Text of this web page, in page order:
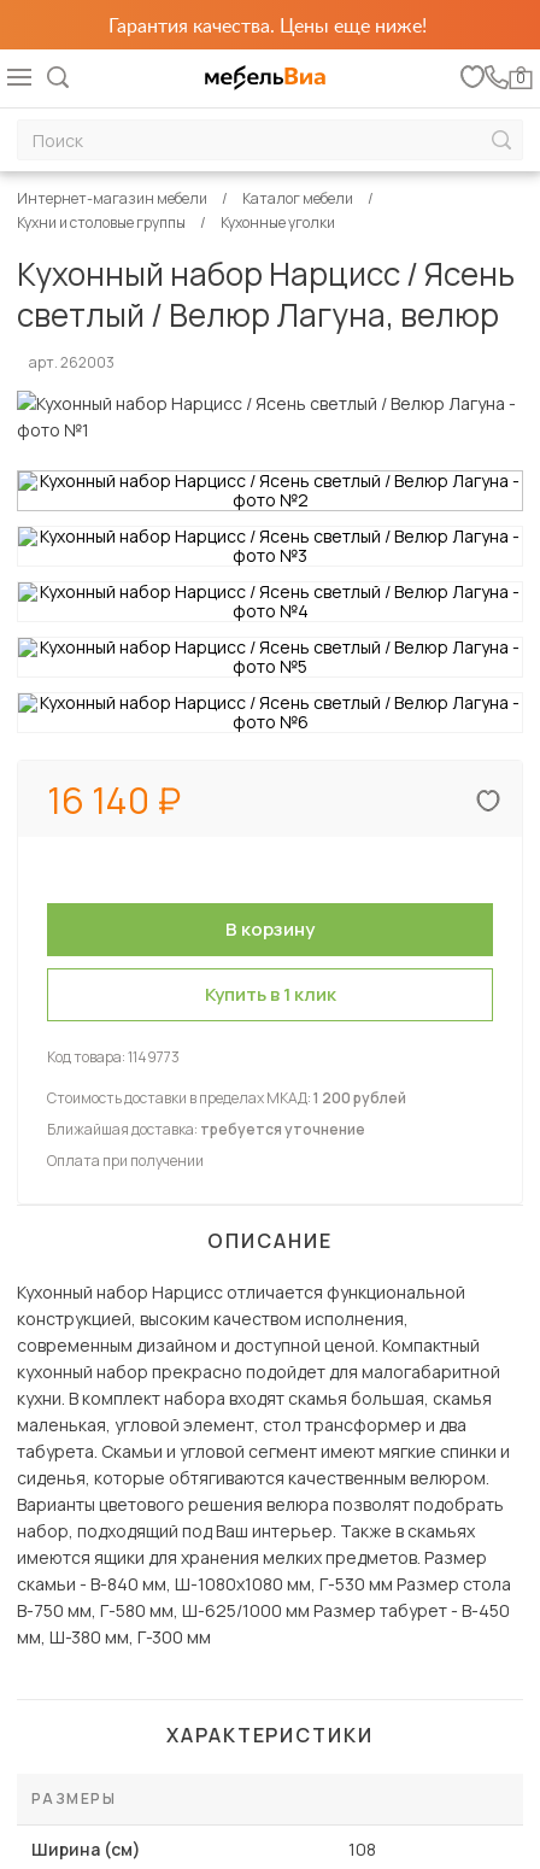
Гарантия качества. Цены еще ниже!
0
Интернет-магазин мебели
Каталог мебели
Кухни и столовые группы
Кухонные уголки
Кухонный набор Нарцисс / Ясень
светлый / Велюр Лагуна, велюр
арт. 262003
16 140
Купить в 1 клик
Код товара:1149773
Стоимость доставки в пределах МКАД:1 200 рублей
Ближайшая доставка: требуется уточнение
Оплата при получении
ОПИСАНИЕ
Кухонный набор Нарцисс отличается функциональной
конструкцией, высоким качеством исполнения,
современным дизайном и доступной ценой. Компактный
кухонный набор прекрасно подойдет для малогабаритной
кухни. В комплект набора входят скамья большая, скамья
маленькая, угловой элемент, стол трансформер и два
табурета. Скамьи и угловой сегмент имеют мягкие спинки и
сиденья, которые обтягиваются качественным велюром.
Варианты цветового решения велюра позволят подобрать
набор, подходящий под Ваш интерьер. Также в скамьях
имеются ящики для хранения мелких предметов. Размер
скамьи - В-840 мм, Ш-1080х1080 мм, Г-530 мм Размер стола
В-750 мм, Г-580 мм, Ш-625/1000 мм Размер табурет - В-450
мм, Ш-380 мм, Г-300 мм
ХАРАКТЕРИСТИКИ
РАЗМЕРЫ
Ширина (см) 108